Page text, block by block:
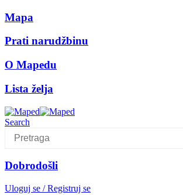
Mapa
Prati narudžbinu
O Mapedu
Lista želja
Search
Dobrodošli
Uloguj se / Registruj se